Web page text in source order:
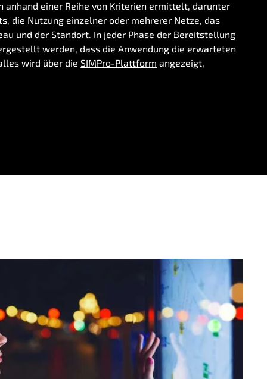
anhand einer Reihe von Kriterien ermittelt, darunter
die Nutzung einzelner oder mehrerer Netze, das
und der Standort. In jeder Phase der Bereitstellung
werden, dass die Anwendung die erwarteten
wird über dieSIMPro-Plattform angezeigt,